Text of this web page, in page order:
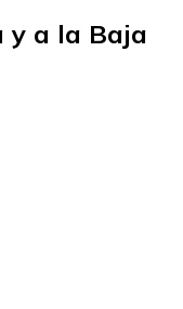
y a la Baja